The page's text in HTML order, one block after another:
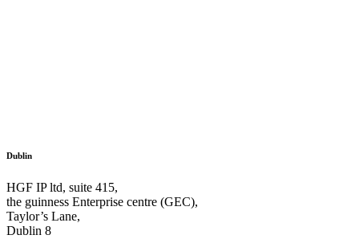
Dublin
HGF IP ltd, suite 415,
the guinness Enterprise centre (GEC),
Taylor’s Lane,
Dublin 8